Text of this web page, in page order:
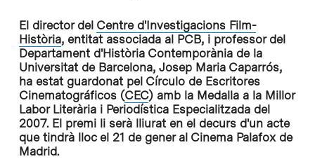
El director del Centre d'Investigacions Film-
Història, entitat associada al PCB, i professor del
Departament d'Història Contemporània de la
Universitat de Barcelona, Josep Maria Caparrós,
ha estat guardonat pel Círculo de Escritores
Cinematográficos (CEC) amb la Medalla a la Millor
Labor Literària i Periodística Especialitzada del
2007. El premi li serà lliurat en el decurs d'un acte
que tindrà lloc el 21 de gener al Cinema Palafox de
Madrid.